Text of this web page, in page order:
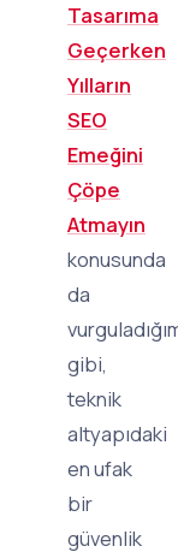
Tasarıma
Geçerken
Yılların
SEO
Emeğini
Çöpe
Atmayın
konusunda
da
gibi,
teknik
altyapıdaki
en ufak
bir
güvenlik